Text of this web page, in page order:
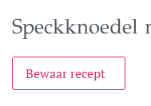
Speckknoedel
Bewaar recept